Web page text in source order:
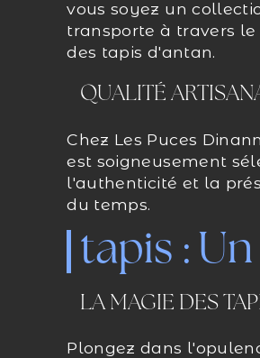
vous soyez un
transporte à travers
des tapis d'antan.
QUALITÉ
Chez Les Puces
est soigneusement
l'authenticité et la
du temps.
tapis :
LA MAGIE DES
Plongez dans